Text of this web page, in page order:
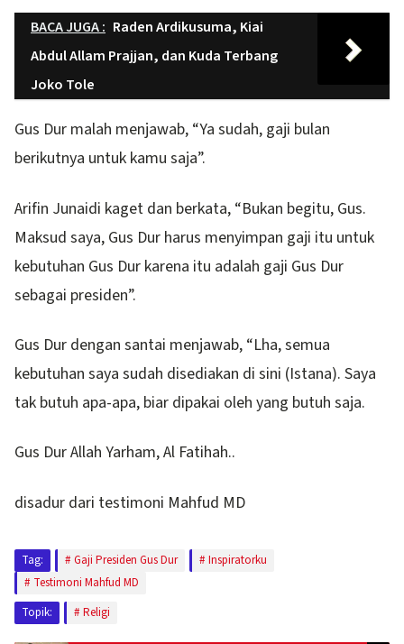
BACA JUGA : Raden Ardikusuma, Kiai
Abdul Allam Prajjan, dan Kuda Terbang
Joko Tole
Gus Dur malah menjawab, “Ya sudah, gaji bulan
berikutnya untuk kamu saja”.
Arifin Junaidi kaget dan berkata, “Bukan begitu, Gus.
Maksud saya, Gus Dur harus menyimpan gaji itu untuk
kebutuhan Gus Dur karena itu adalah gaji Gus Dur
sebagai presiden”.
Gus Dur dengan santai menjawab, “Lha, semua
kebutuhan saya sudah disediakan di sini (Istana). Saya
tak butuh apa-apa, biar dipakai oleh yang butuh saja.
Gus Dur Allah Yarham, Al Fatihah..
disadur dari testimoni Mahfud MD
Tag: Gaji Presiden Gus Dur
Inspiratorku
Testimoni Mahfud MD
Topik:
Religi